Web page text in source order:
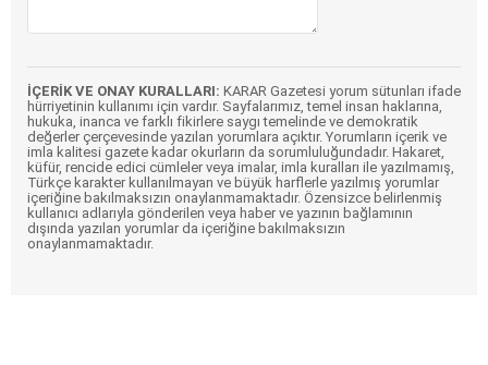
İÇERİK VE ONAY KURALLARI: KARAR Gazetesi yorum sütunları ifade
hürriyetinin kullanımı için vardır. Sayfalarımız, temel insan haklarına,
hukuka, inanca ve farklı fikirlere saygı temelinde ve demokratik
değerler çerçevesinde yazılan yorumlara açıktır. Yorumların içerik ve
imla kalitesi gazete kadar okurların da sorumluluğundadır. Hakaret,
küfür, rencide edici cümleler veya imalar, imla kuralları ile yazılmamış,
Türkçe karakter kullanılmayan ve büyük harflerle yazılmış yorumlar
içeriğine bakılmaksızın onaylanmamaktadır. Özensizce belirlenmiş
kullanıcı adlarıyla gönderilen veya haber ve yazının bağlamının
dışında yazılan yorumlar da içeriğine bakılmaksızın
onaylanmamaktadır.